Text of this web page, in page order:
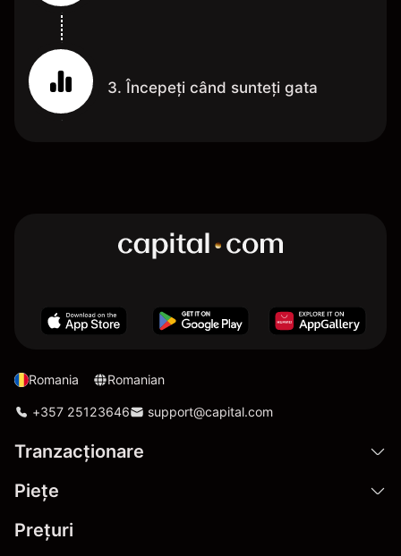
3. Începeți când sunteți gata
Romania Romanian
+357 25123646 support@capital.com
Tranzacționare
Pieţe
Prețuri